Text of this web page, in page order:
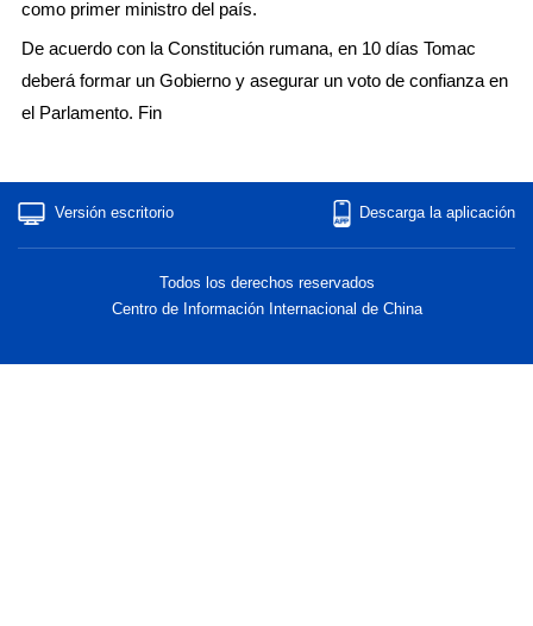
como primer ministro del país.
De acuerdo con la Constitución rumana, en 10 días Tomac
deberá formar un Gobierno y asegurar un voto de confianza en
el Parlamento. Fin
Versión escritorio Descarga la aplicación
Todos los derechos reservados
Centro de Información Internacional de China